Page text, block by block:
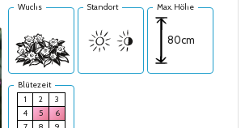
Wuchs Standort Max. Höhe
80cm
Blütezeit
1
2
3
4
5
6